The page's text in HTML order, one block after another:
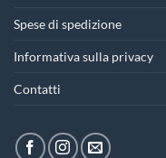
Spese di spedizione
Informativa sulla privacy
Contatti